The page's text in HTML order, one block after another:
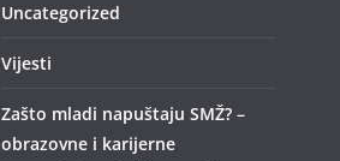
Uncategorized
Vijesti
Zašto mladi napuštaju SMŽ? –
obrazovne i karijerne